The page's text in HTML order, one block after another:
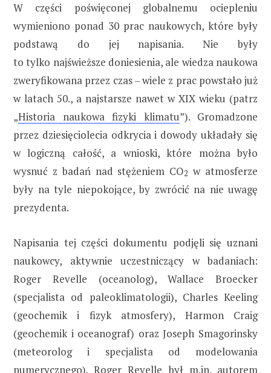
W części poświęconej globalnemu ociepleniu
wymieniono ponad 30 prac naukowych, które były
podstawą do jej napisania. Nie były
to tylko najświeższe doniesienia, ale wiedza naukowa
zweryfikowana przez czas – wiele z prac powstało już
w latach 50., a najstarsze nawet w XIX wieku (patrz
„Historia naukowa fizyki klimatu”). Gromadzone
przez dziesięciolecia odkrycia i dowody układały się
w logiczną całość, a wnioski, które można było
wysnuć z badań nad stężeniem CO2 w atmosferze
były na tyle niepokojące, by zwrócić na nie uwagę
prezydenta.
Napisania tej części dokumentu podjęli się uznani
naukowcy, aktywnie uczestniczący w badaniach:
Roger Revelle (oceanolog), Wallace Broecker
(specjalista od paleoklimatologii), Charles Keeling
(geochemik i fizyk atmosfery), Harmon Craig
(geochemik i oceanograf) oraz Joseph Smagorinsky
(meteorolog i specjalista od modelowania
numerycznego). Roger Revelle był m.in. autorem